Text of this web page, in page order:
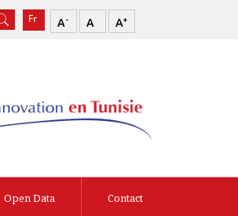
A- A A+
Open Data Contact